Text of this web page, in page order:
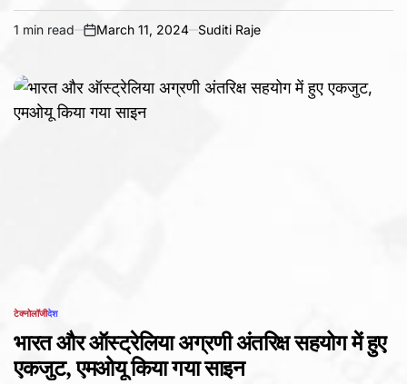
Estimated
time
1 min read
on
March 11, 2024 Suditi Raje
POSTED
टेक्नोलॉजीदेश
भारत और ऑस्ट्रेलिया अग्रणी अंतरिक्ष सहयोग में हुए
एकजुट, एमओयू किया गया साइन